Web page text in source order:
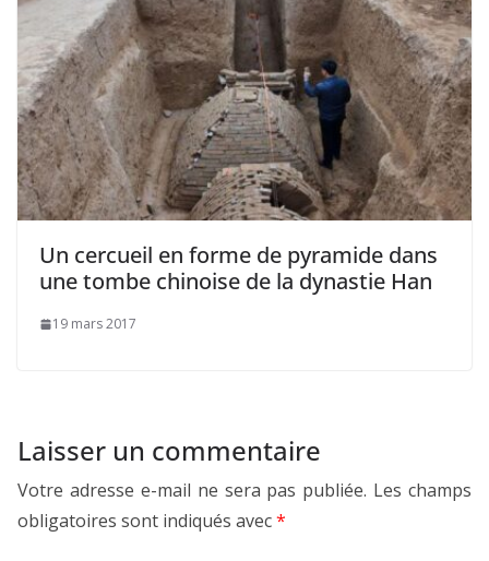
Un cercueil en forme de pyramide dans
une tombe chinoise de la dynastie Han
19 mars 2017
Laisser un commentaire
Votre adresse e-mail ne sera pas publiée. Les champs
obligatoires sont indiqués avec*